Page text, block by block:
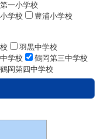
一小学校
学校
豊浦小学校
羽黒中学校
学校
鶴岡第三中学校
鶴岡第四中学校